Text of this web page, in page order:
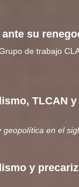
su
de trabajo
TLCAN
geopolítica en el
y